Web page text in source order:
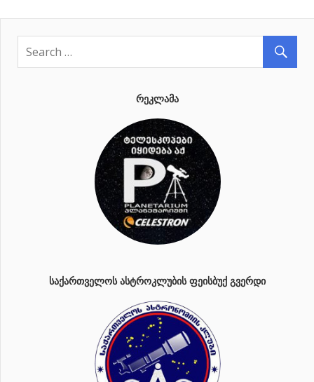
ᲠᲔᲙᲚᲐᲛᲐ
ᲡᲐᲥᲐᲠᲗᲕᲔᲚᲝᲡ ᲐᲡᲢᲠᲝᲙᲚᲣᲑᲘᲡ ᲤᲔᲘᲡᲑᲣᲥ ᲒᲕᲔᲠᲓᲘ